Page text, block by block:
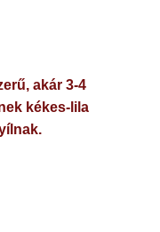
akár 3-4
kékes-lila